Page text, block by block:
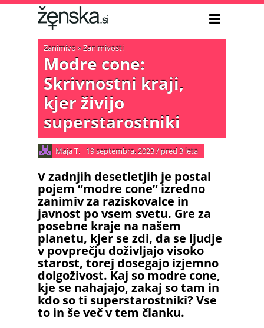
Zanimivo»Zanimivosti
Modre cone:
Skrivnostni kraji,
kjer živijo
superstarostniki
Maja T. 19 septembra, 2023/ pred 3 leta
V zadnjih desetletjih je postal
pojem “modre cone” izredno
zanimiv za raziskovalce in
javnost po vsem svetu. Gre za
posebne kraje na našem
planetu, kjer se zdi, da se ljudje
v povprečju doživljajo visoko
starost, torej dosegajo izjemno
dolgoživost. Kaj so modre cone,
kje se nahajajo, zakaj so tam in
kdo so ti superstarostniki? Vse
to in še več v tem članku.